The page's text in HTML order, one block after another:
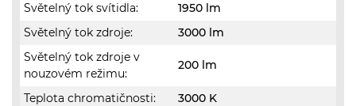
Světelný tok svítidla:
1950 lm
Světelný tok zdroje:
3000 lm
Světelný tok zdroje v
nouzovém režimu:
200 lm
Teplota chromatičnosti:
3000 K